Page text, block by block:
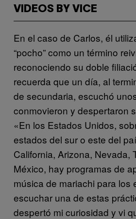
VIDEOS BY VICE
En el caso de Carlos, él
“pocho” como un término
reconociendo su doble
recuerda que un día, al
de secundaria, escuchó
conmovieron y despertaron
«En los Estados Unidos,
estados del sur o este del
California, Arizona, Nevada,
México, hay programas de
música de mariachi para los
escuchar una de estas
despertó mi curiosidad y vi